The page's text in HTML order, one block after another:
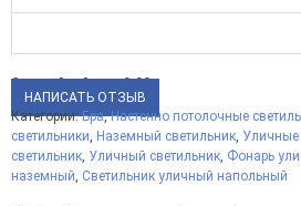
Средний рейтинг:0.00
НАПИСАТЬ ОТЗЫВ
Категории:Бра,Настенно потолочные
светильники, Наземный светильник, Уличные
светильник, Уличный светильник, Фонарь
наземный, Светильник уличный напольный